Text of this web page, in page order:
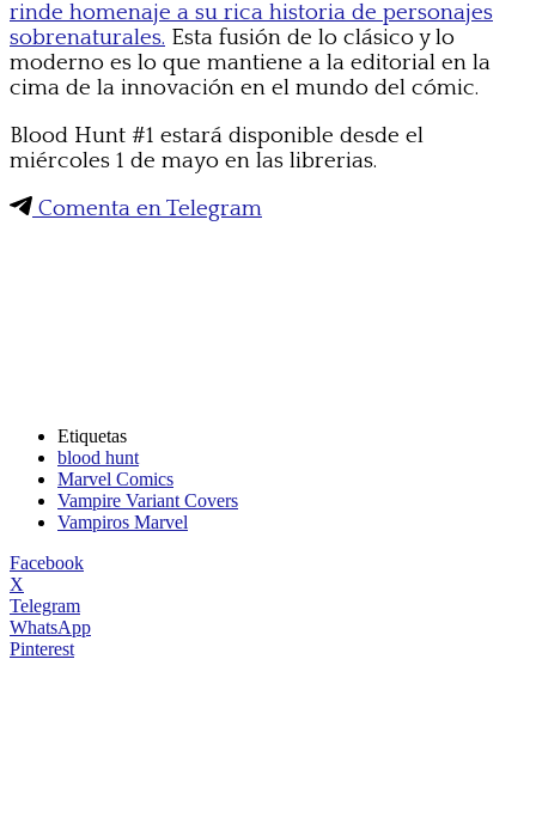
rinde homenaje a su rica historia de personajes
sobrenaturales. Esta fusión de lo clásico y lo
moderno es lo que mantiene a la editorial en la
cima de la innovación en el mundo del cómic.
Blood Hunt #1 estará disponible desde el
miércoles 1 de mayo en las librerias.
Comenta en Telegram
Etiquetas
blood hunt
Marvel Comics
Vampire Variant Covers
Vampiros Marvel
Facebook
X
Telegram
WhatsApp
Pinterest